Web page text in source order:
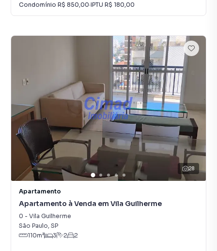
Condomínio R$ 850,00·IPTU R$ 180,00
28
Apartamento
Apartamento à Venda em Vila Guilherme
0 - Vila Guilherme
São Paulo, SP
110m² 3 2 2